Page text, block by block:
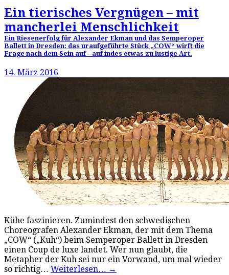
Ein tierisches Vergnügen – mit
mancherlei Menschlichkeit
Ein Riesenerfolg für Alexander Ekman und das Semperoper
Ballett in Dresden: das uraufgeführte Stück „COW“ wirft die
Frage nach dem Sein auf – auf indes etwas zu lustige Art.
14. März 2016
Kühe faszinieren. Zumindest den schwedischen
Choreografen Alexander Ekman, der mit dem Thema
„COW“ („Kuh“) beim Semperoper Ballett in Dresden
einen Coup de luxe landet. Wer nun glaubt, die
Metapher der Kuh sei nur ein Vorwand, um mal wieder
so richtig… Weiterlesen… →